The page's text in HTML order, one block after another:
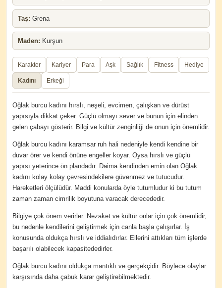
Taş: Grena
Maden: Kurşun
Karakter Kariyer Para Aşk Sağlık Fitness Hediye
Kadını Erkeği
Oğlak burcu kadını hırslı, neşeli, evcimen, çalışkan ve dürüst
yapısıyla dikkat çeker. Güçlü olmayı sever ve bunun için elinden
gelen çabayı gösterir. Bilgi ve kültür zenginliği de onun için önemlidir.
Oğlak burcu kadını karamsar ruh hali nedeniyle kendi kendine bir
duvar örer ve kendi önüne engeller koyar. Oysa hırslı ve güçlü
yapısı yeterince ön plandadır. Daima kendinden emin olan Oğlak
kadını kolay kolay çevresindekilere güvenmez ve tutucudur.
Hareketleri ölçülüdür. Maddi konularda öyle tutumludur ki bu tutum
zaman zaman cimrilik boyutuna varacak derecededir.
Bilgiye çok önem verirler. Nezaket ve kültür onlar için çok önemlidir,
bu nedenle kendilerini geliştirmek için canla başla çalışırlar. İş
konusunda oldukça hırslı ve iddialıdırlar. Ellerini attıkları tüm işlerde
başarılı olabilecek kapasitededirler.
Oğlak burcu kadını oldukça mantıklı ve gerçekçidir. Böylece olaylar
karşısında daha çabuk karar geliştirebilmektedir.